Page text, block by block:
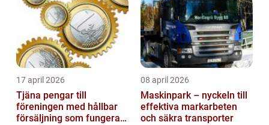
17 april 2026
Tjäna pengar till
föreningen med hållbar
försäljning som fungerar
08 april 2026
Maskinpark – nyckeln till
effektiva markarbeten
och säkra transporter